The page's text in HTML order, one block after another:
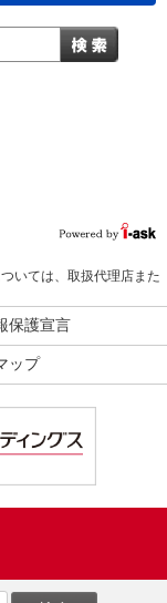
いては、取扱代理店また
保護宣言
ップ